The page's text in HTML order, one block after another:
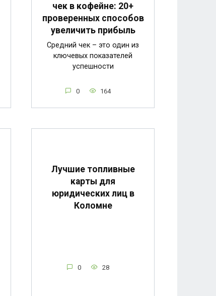
чек в кофейне: 20+
проверенных способов
увеличить прибыль
Средний чек – это один из
ключевых показателей
успешности
0 164
Лучшие топливные
карты для
юридических лиц в
Коломне
0 28